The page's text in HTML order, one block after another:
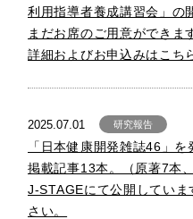
利用指導者養成講習会」の
まだお席のご用意ができま
詳細およびお申込みはこち
2025.07.01 研究報告
「日本健康開発雑誌46」を
掲載記事13本。（原著7本
J-STAGEにて公開してい
さい。